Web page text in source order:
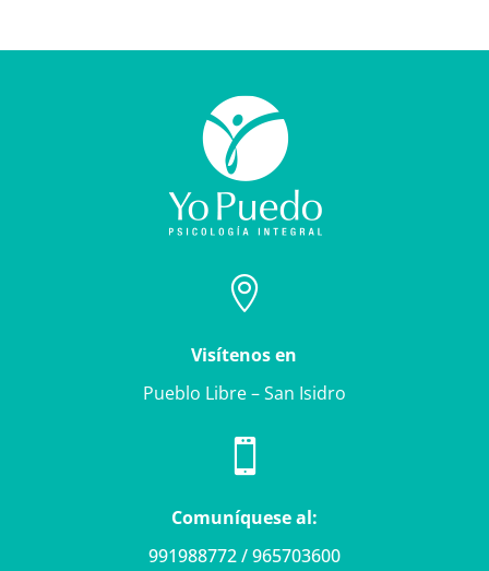

Visítenos en
Pueblo Libre – San Isidro

Comuníquese al:
991988772 / 965703600